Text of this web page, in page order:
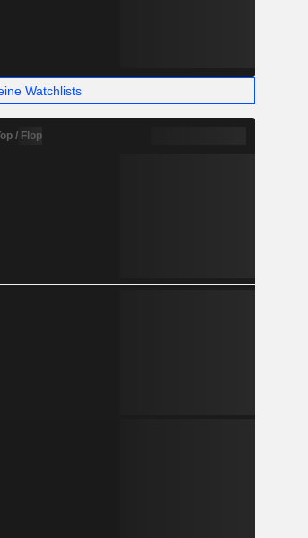
Watchlists
/ Flop